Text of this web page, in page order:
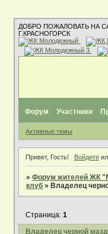
ДОБРО ПОЖАЛОВАТЬ НА
Г.КРАСНОГОРСК
Форум Участники
Активные темы
Привет, Гость! Войдите
»Форум жителей ЖК
клуб » Владелец
Владелец черной
Страница:1